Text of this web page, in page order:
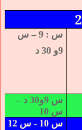
س : 9 – س
9و 30 د
س 9و30 د –
س 10
س 10 - س 12